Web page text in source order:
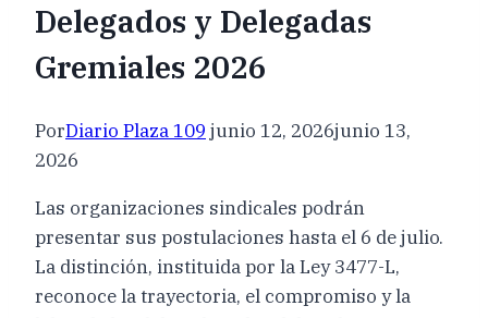
Delegados y Delegadas
Gremiales 2026
PorDiario Plaza 109 junio 12, 2026junio 13,
2026
Las organizaciones sindicales podrán
presentar sus postulaciones hasta el 6 de julio.
La distinción, instituida por la Ley 3477-L,
reconoce la trayectoria, el compromiso y la